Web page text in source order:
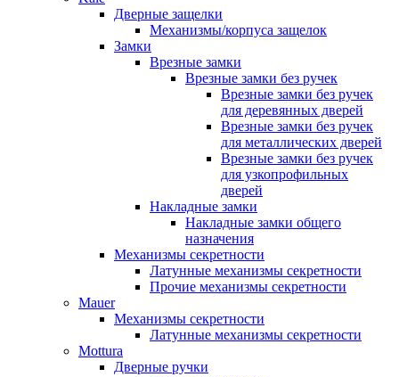
Дверные защелки
Механизмы/корпуса защелок
Замки
Врезные замки
Врезные замки без ручек
Врезные замки без ручек
для деревянных дверей
Врезные замки без ручек
для металлических дверей
Врезные замки без ручек
для узкопрофильных
дверей
Накладные замки
Накладные замки общего
назначения
Механизмы секретности
Латунные механизмы секретности
Прочие механизмы секретности
Mauer
Механизмы секретности
Латунные механизмы секретности
Mottura
Дверные ручки